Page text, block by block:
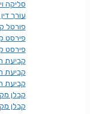
סליקה
עורך
פורטל
פירסט
פירסט
קביעת
קביעת
קביעת
קבלן
קבלן